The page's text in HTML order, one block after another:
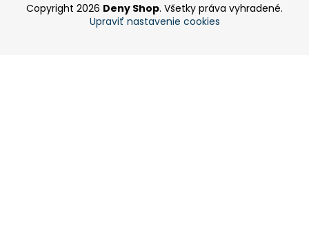
Copyright 2026 Deny Shop. Všetky práva vyhradené.
Upraviť nastavenie cookies